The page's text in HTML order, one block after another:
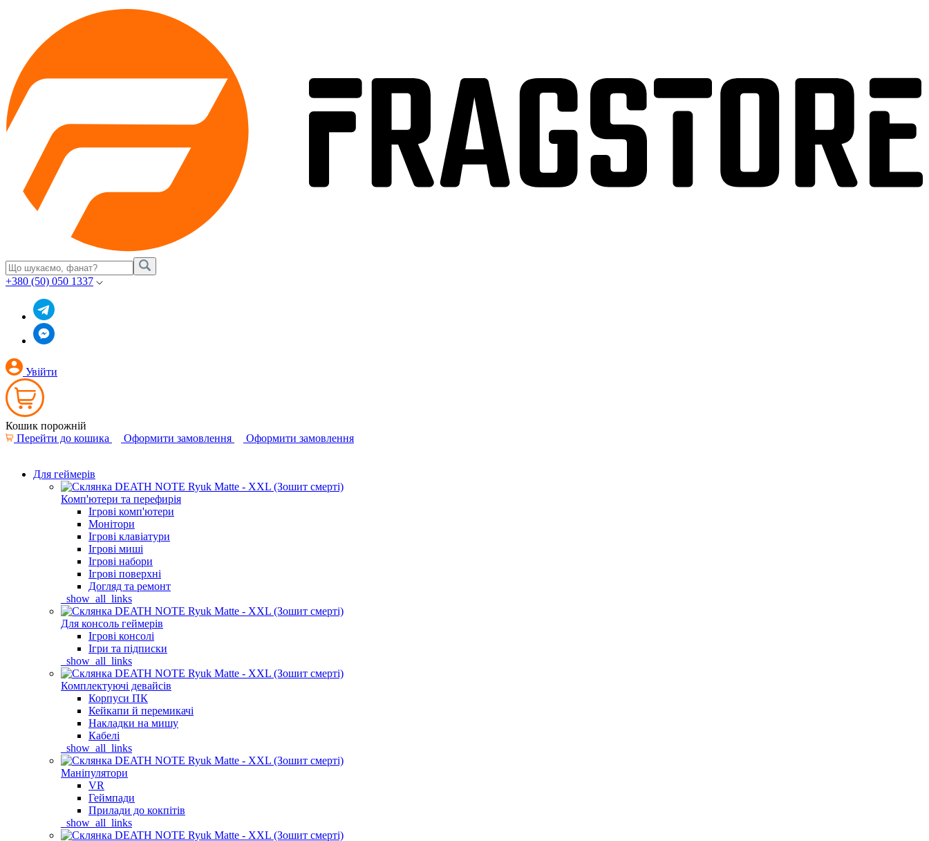
+380 (50) 050 1337
Увійти
Кошик порожній
Перейти до кошика
Оформити замовлення Оформити замовлення
Для геймерів
Комп'ютери та перефирія
Ігрові комп'ютери
Монітори
Ігрові клавіатури
Ігрові миші
Ігрові набори
Ігрові поверхні
Догляд та ремонт
_show_all_links
Для консоль геймерів
Ігрові консолі
Ігри та підписки
_show_all_links
Комплектуючі девайсів
Корпуси ПК
Кейкапи й перемикачі
Накладки на мишу
Кабелі
_show_all_links
Маніпулятори
VR
Геймпади
Прилади до кокпітів
_show_all_links